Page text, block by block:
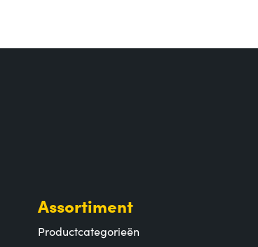
Assortiment
Productcategorieën